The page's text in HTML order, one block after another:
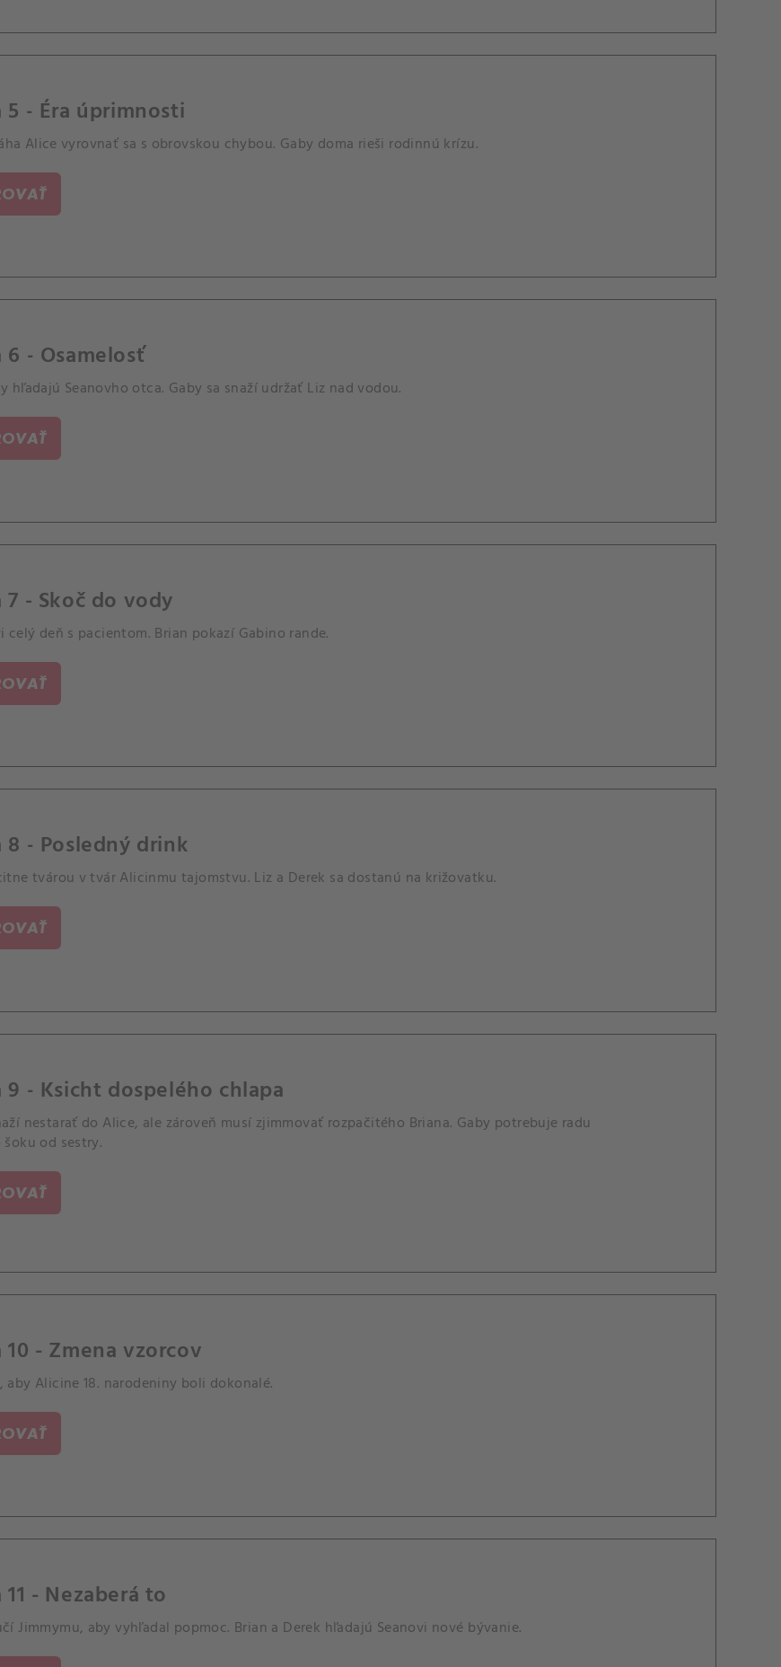
5 - Éra úprimnosti
Alice vyrovnať sa s obrovskou chybou. Gaby doma rieši rodinnú krízu.
6 - Osamelosť
hľadajú Seanovho otca. Gaby sa snaží udržať Liz nad vodou.
7 - Skoč do vody
celý deň s pacientom. Brian pokazí Gabino rande.
8 - Posledný drink
tvárou v tvár Alicinmu tajomstvu. Liz a Derek sa dostanú na križovatku.
9 - Ksicht dospelého chlapa
nestarať do Alice, ale zároveň musí zjimmovať rozpačitého Briana. Gaby potrebuje radu
od sestry.
10 - Zmena vzorcov
aby Alicine 18. narodeniny boli dokonalé.
- Nezaberá to
Jimmymu, aby vyhľadal popmoc. Brian a Derek hľadajú Seanovi nové bývanie.